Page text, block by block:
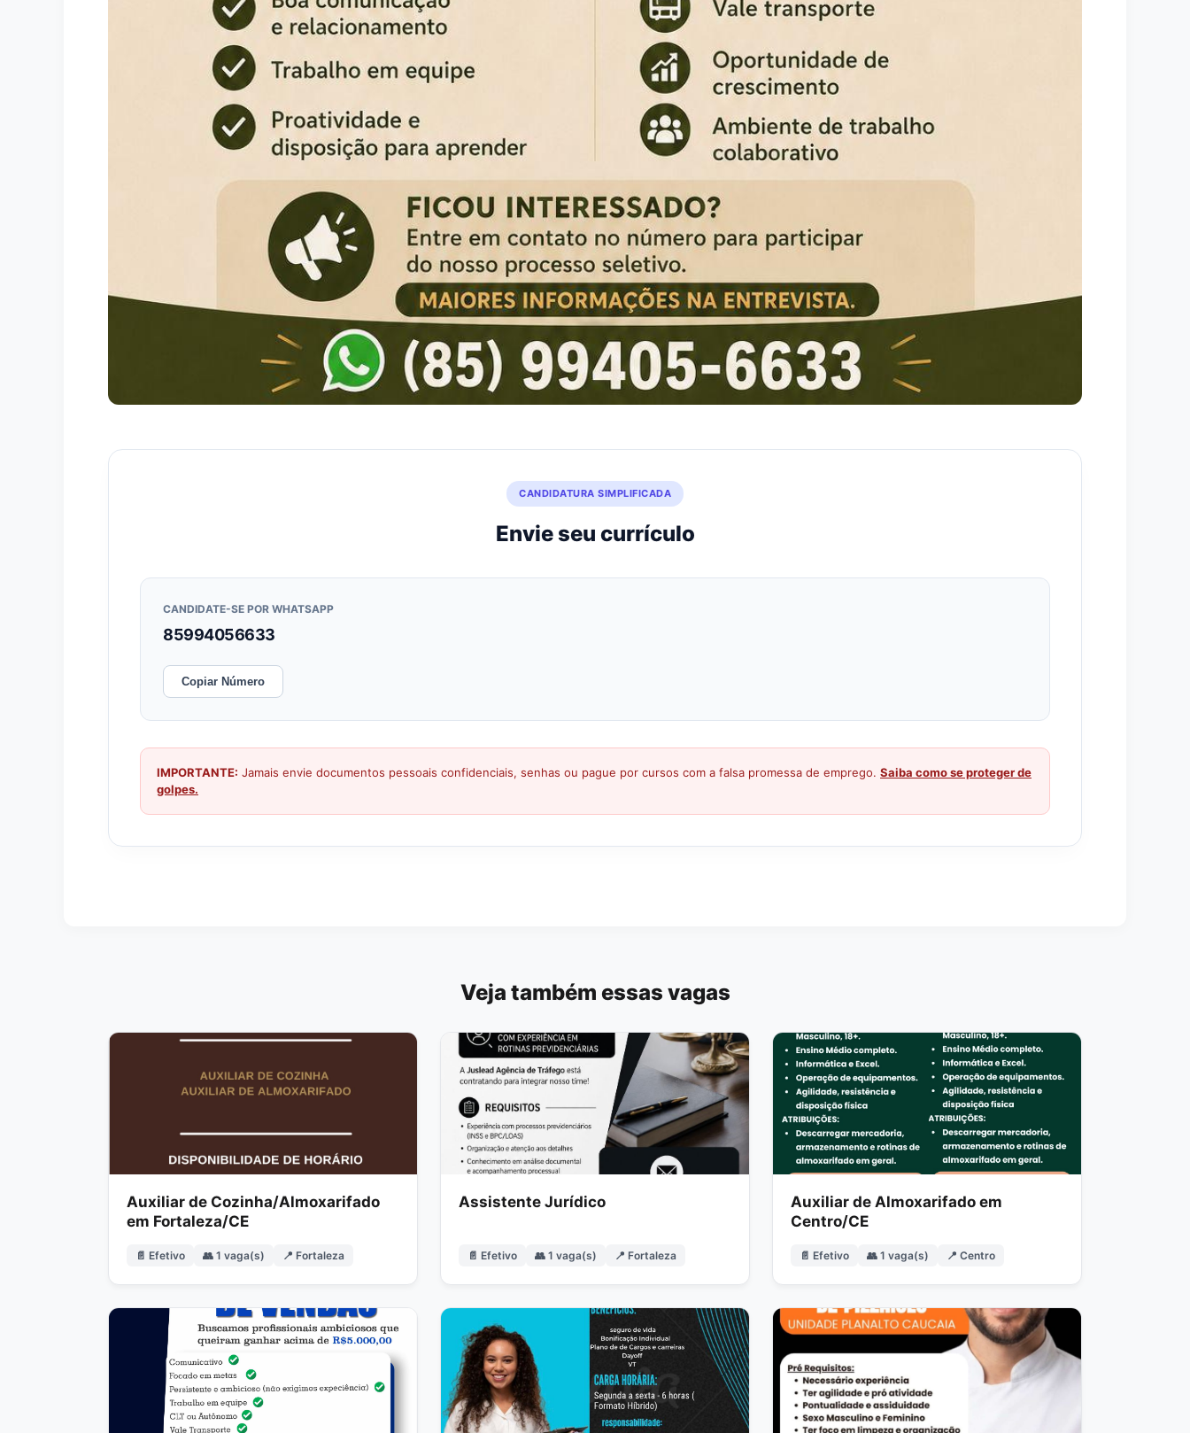
CANDIDATURA SIMPLIFICADA
Envie seu currículo
CANDIDATE-SE POR WHATSAPP
85994056633
Copiar Número
IMPORTANTE: Jamais envie documentos pessoais confidenciais, senhas ou pague por cursos com a falsa promessa de emprego. Saiba como se proteger de
golpes.
Veja também essas vagas
Auxiliar de Cozinha/Almoxarifado
em Fortaleza/CE
📄 Efetivo 👥 1 vaga(s) 📍 Fortaleza
Assistente Jurídico
📄 Efetivo 👥 1 vaga(s) 📍 Fortaleza
Auxiliar de Almoxarifado em
Centro/CE
📄 Efetivo 👥 1 vaga(s) 📍 Centro